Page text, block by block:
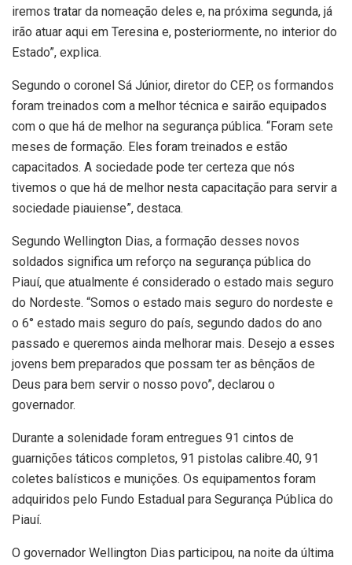
iremos tratar da nomeação deles e, na próxima segunda, já
irão atuar aqui em Teresina e, posteriormente, no interior do
Estado”, explica.
Segundo o coronel Sá Júnior, diretor do CEP, os formandos
foram treinados com a melhor técnica e sairão equipados
com o que há de melhor na segurança pública. “Foram sete
meses de formação. Eles foram treinados e estão
capacitados. A sociedade pode ter certeza que nós
tivemos o que há de melhor nesta capacitação para servir a
sociedade piauiense”, destaca.
Segundo Wellington Dias, a formação desses novos
soldados significa um reforço na segurança pública do
Piauí, que atualmente é considerado o estado mais seguro
do Nordeste. “Somos o estado mais seguro do nordeste e
o 6° estado mais seguro do país, segundo dados do ano
passado e queremos ainda melhorar mais. Desejo a esses
jovens bem preparados que possam ter as bênçãos de
Deus para bem servir o nosso povo”, declarou o
governador.
Durante a solenidade foram entregues 91 cintos de
guarnições táticos completos, 91 pistolas calibre.40, 91
coletes balísticos e munições. Os equipamentos foram
adquiridos pelo Fundo Estadual para Segurança Pública do
Piauí.
O governador Wellington Dias participou, na noite da última